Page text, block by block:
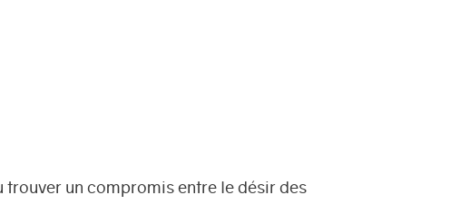
un compromis entre le désir des